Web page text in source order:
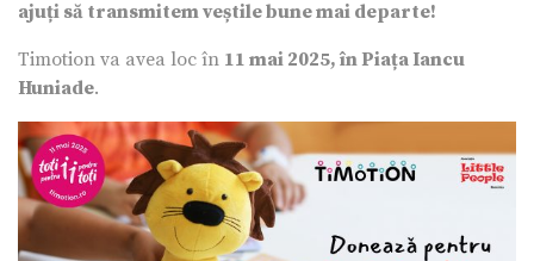
ajuți să transmitem veștile bune mai departe!
Timotion va avea loc în 11 mai 2025, în Piața Iancu
Huniade.